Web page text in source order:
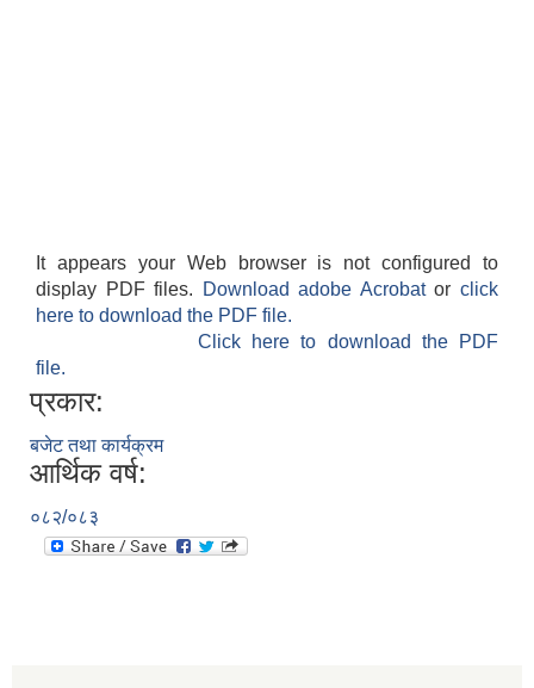
It appears your Web browser is not configured to
display PDF files.
Download adobe Acrobatorclick
here to download the PDF file.
Click here to download the PDF
file.
प्रकार:
बजेट तथा कार्यक्रम
आर्थिक वर्ष:
०८२/०८३